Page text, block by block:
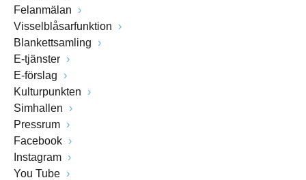
Felanmälan
Visselblåsarfunktion
Blankettsamling
E-tjänster
E-förslag
Kulturpunkten
Simhallen
Pressrum
Facebook
Instagram
You Tube